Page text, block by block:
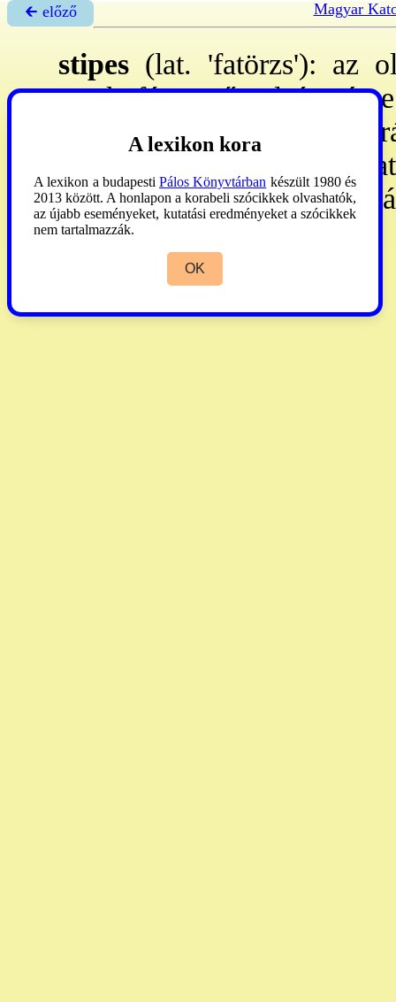
🡰 előző Magyar
stipes (lat. 'fatörzs'): az
szarkofágszerű alsó
oszlopocskák, törpe
más építészeti v.
kapcsolatos jelenetek
A lexikon kora
A lexikon a budapesti Pálos Könyvtárban készült 1980 és
2013 között. A honlapon a korabeli szócikkek olvashatók,
az újabb eseményeket, kutatási eredményeket a szócikkek
nem tartalmazzák.
OK